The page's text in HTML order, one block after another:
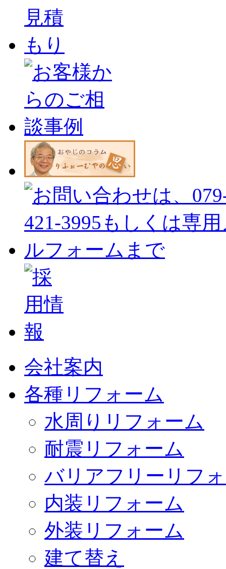
会社案内
各種リフォーム
水周りリフォーム
耐震リフォーム
バリアフリーリフ
内装リフォーム
外装リフォーム
建て替え